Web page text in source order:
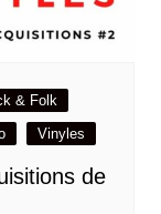
& Folk
Vinyles
de